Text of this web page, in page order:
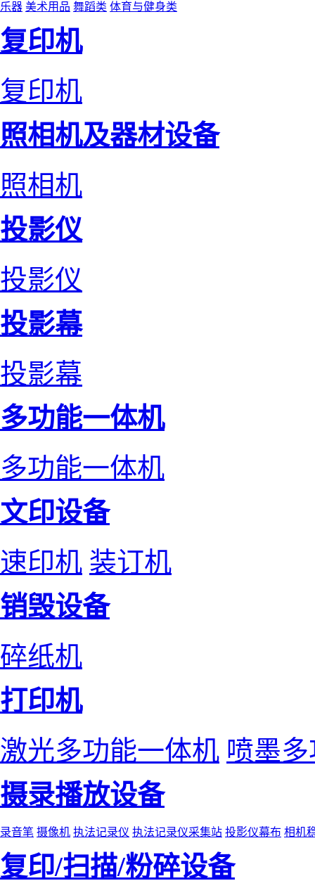
乐器 美术用品 舞蹈类 体育与健身类
复印机
复印机
照相机及器材设备
照相机
投影仪
投影仪
投影幕
投影幕
多功能一体机
多功能一体机
文印设备
速印机 装订机
销毁设备
碎纸机
打印机
激光多功能一体机 喷墨
摄录播放设备
录音笔 摄像机 执法记录仪 执法记录仪采集站 投影仪幕布 相机
复印/扫描/粉碎设备